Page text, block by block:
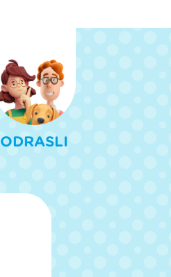
ODRASLI